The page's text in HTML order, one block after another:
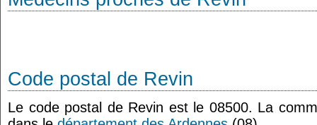
Code postal de Revin
Le code postal de Revin est le 08500. La